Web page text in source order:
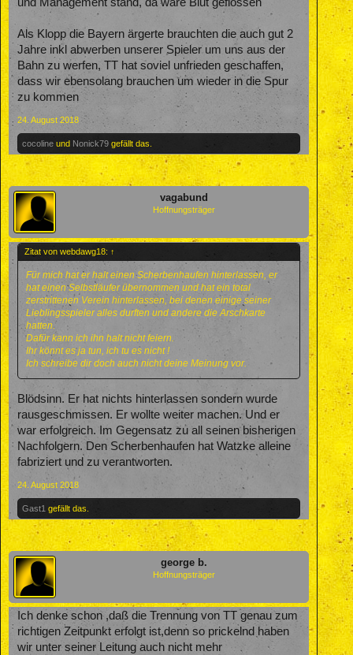
Als Klopp die Bayern ärgerte brauchten die auch gut 2
Jahre inkl abwerben unserer Spieler um uns aus der
Bahn zu werfen, TT hat soviel unfrieden geschaffen,
dass wir ebensolang brauchen um wieder in die Spur
zu kommen
24. August 2018
cocoline und Nonick79 gefällt das.
vagabund
Hoffnungsträger
Zitat von webdawg18: ↑
Für mich hat er halt einen Scherbenhaufen hinterlassen, er
hat einen Selbstläufer übernommen und hat ein total
zerstrittenen Verein hinterlassen, bei denen einige seiner
Lieblingsspieler alles durften und andere die Arschkarte
hatten.
Dafür kann ich ihn halt nicht feiern.
Ihr könnt es ja tun, ich tu es nicht !
Ich schreibe dir doch auch nicht deine Meinung vor.
Blödsinn. Er hat nichts hinterlassen sondern wurde
rausgeschmissen. Er wollte weiter machen. Und er
war erfolgreich. Im Gegensatz zu all seinen bisherigen
Nachfolgern. Den Scherbenhaufen hat Watzke alleine
fabriziert und zu verantworten.
24. August 2018
Gast1 gefällt das.
george b.
Hoffnungsträger
Ich denke schon ,daß die Trennung von TT genau zum
richtigen Zeitpunkt erfolgt ist,denn so prickelnd haben
wir unter seiner Leitung auch nicht mehr